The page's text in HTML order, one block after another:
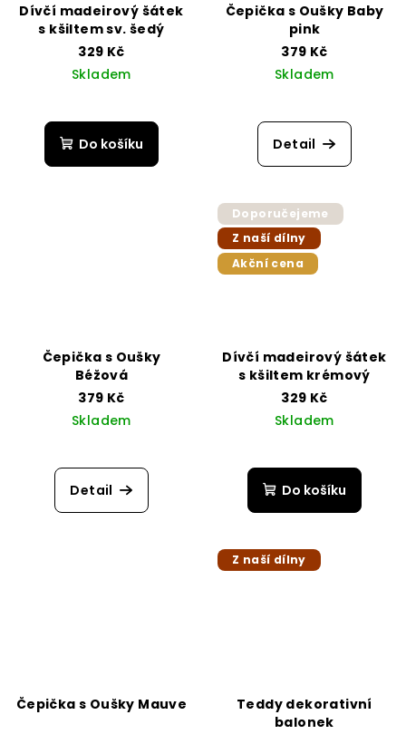
Dívčí madeirový šátek
s kšiltem sv. šedý
329 Kč
Skladem
Do košíku
Čepička s Oušky Baby
pink
379 Kč
Skladem
Detail
Čepička s Oušky
Béžová
379 Kč
Skladem
Detail
Doporučejeme
Z naší dílny
Akční cena
Dívčí madeirový šátek
s kšiltem krémový
329 Kč
Skladem
Do košíku
Čepička s Oušky Mauve
Z naší dílny
Teddy dekorativní
balonek